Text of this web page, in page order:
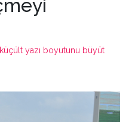
yazı boyutunu büyüt